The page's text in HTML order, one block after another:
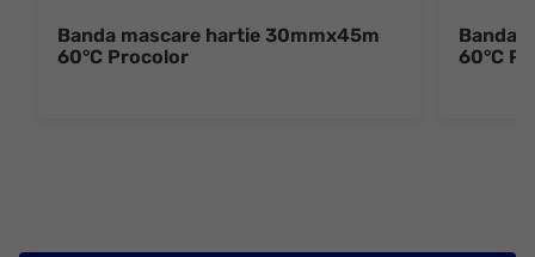
Banda mascare hartie 30mmx45m
60°C Procolor
Banda
60°C